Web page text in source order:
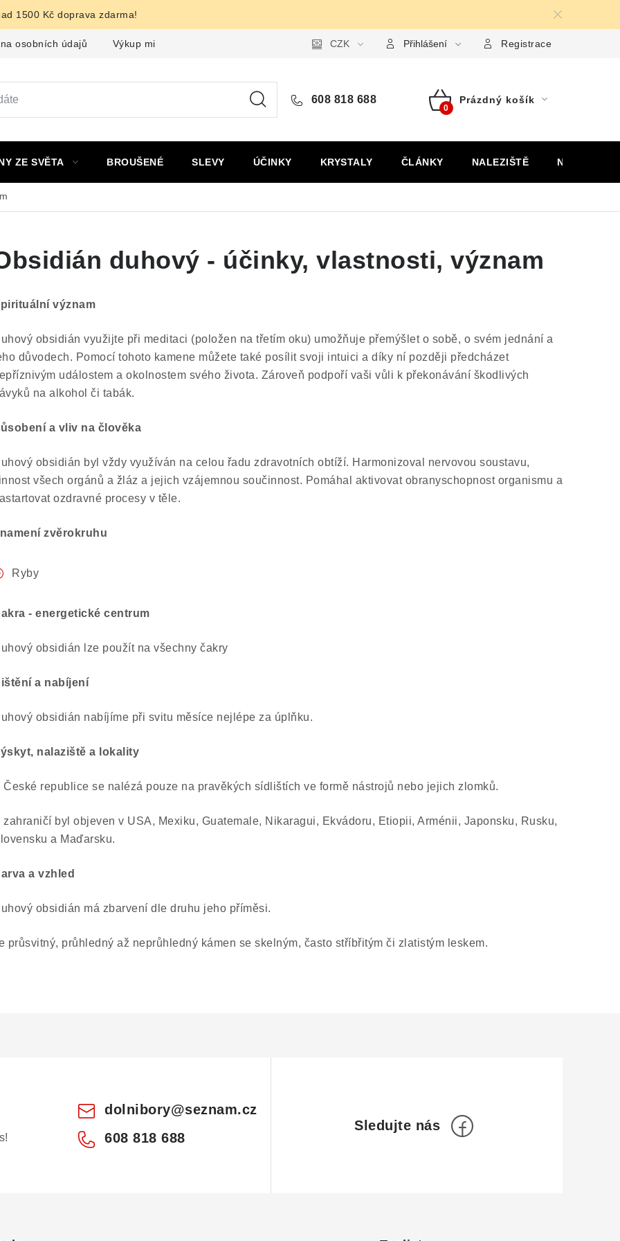
1500 Kč doprava zdarma!
osobních údajů Výkup minerálů a drahých kamenů Formulář pro uplatnění reklamace Formulář pro odstoupení
CZK Přihlášení Registrace
608 818 688
Nákupní
Prázdný košík
ZE SVĚTA BROUŠENÉ SLEVY ÚČINKY KRYSTALY ČLÁNKY NALEZIŠTĚ NÁŠ PŘÍBĚH
duhový - účinky, vlastnosti, význam
význam
obsidián využijte při meditaci (položen na třetím oku) umožňuje přemýšlet o sobě, o svém jednání a
důvodech. Pomocí tohoto kamene můžete také posílit svoji intuici a díky ní později předcházet
událostem a okolnostem svého života. Zároveň podpoří vaši vůli k překonávání škodlivých
na alkohol či tabák.
a vliv na člověka
obsidián byl vždy využíván na celou řadu zdravotních obtíží. Harmonizoval nervovou soustavu,
všech orgánů a žláz a jejich vzájemnou součinnost. Pomáhal aktivovat obranyschopnost organismu a
ozdravné procesy v těle.
zvěrokruhu
Ryby
- energetické centrum
obsidián lze použít na všechny čakry
a nabíjení
obsidián nabíjíme při svitu měsíce nejlépe za úplňku.
nalaziště a lokality
České republice se nalézá pouze na pravěkých sídlištích ve formě nástrojů nebo jejich zlomků.
zahraničí byl objeven v USA, Mexiku, Guatemale, Nikaragui, Ekvádoru, Etiopii, Arménii, Japonsku, Rusku,
a Maďarsku.
a vzhled
obsidián má zbarvení dle druhu jeho příměsi.
průsvitný, průhledný až neprůhledný kámen se skelným, často stříbřitým či zlatistým leskem.
dolnibory@seznam.cz
608 818 688